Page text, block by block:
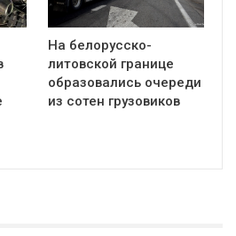
На белорусско-
литовской границе
образовались очереди
из сотен грузовиков